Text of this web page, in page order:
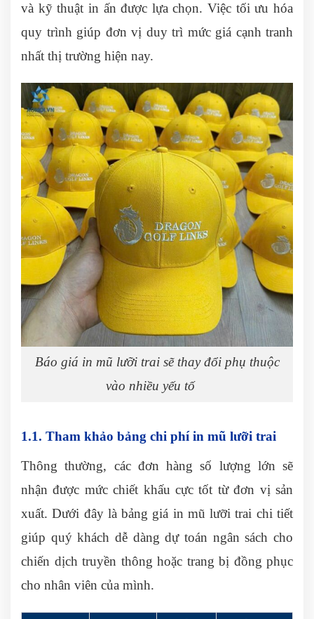
và kỹ thuật in ấn được lựa chọn. Việc tối ưu hóa
quy trình giúp đơn vị duy trì mức giá cạnh tranh
nhất thị trường hiện nay.
Báo giá in mũ lưỡi trai sẽ thay đổi phụ thuộc
vào nhiều yếu tố
1.1. Tham khảo bảng chi phí in mũ lưỡi trai
Thông thường, các đơn hàng số lượng lớn sẽ
nhận được mức chiết khấu cực tốt từ đơn vị sản
xuất. Dưới đây là bảng giá in mũ lưỡi trai chi tiết
giúp quý khách dễ dàng dự toán ngân sách cho
chiến dịch truyền thông hoặc trang bị đồng phục
cho nhân viên của mình.